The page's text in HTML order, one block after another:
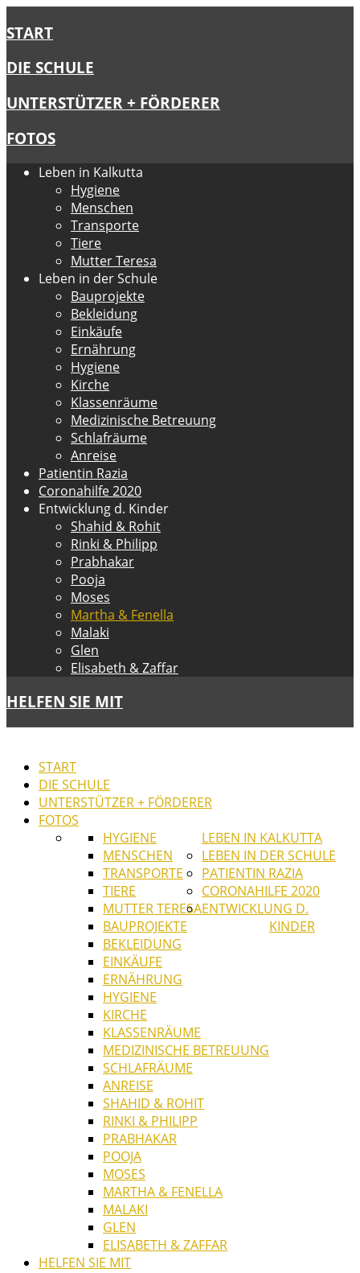
START
DIE SCHULE
UNTERSTÜTZER + FÖRDERER
FOTOS
Leben in Kalkutta
Hygiene
Menschen
Transporte
Tiere
Mutter Teresa
Leben in der Schule
Bauprojekte
Bekleidung
Einkäufe
Ernährung
Hygiene
Kirche
Klassenräume
Medizinische Betreuung
Schlafräume
Anreise
Patientin Razia
Coronahilfe 2020
Entwicklung d. Kinder
Shahid & Rohit
Rinki & Philipp
Prabhakar
Pooja
Moses
Martha & Fenella
Malaki
Glen
Elisabeth & Zaffar
HELFEN SIE MIT
START
DIE SCHULE
UNTERSTÜTZER + FÖRDERER
FOTOS
LEBEN IN KALKUTTA
HYGIENE
MENSCHEN
TRANSPORTE
TIERE
MUTTER TERESA
LEBEN IN DER SCHULE
BAUPROJEKTE
BEKLEIDUNG
EINKÄUFE
ERNÄHRUNG
HYGIENE
KIRCHE
KLASSENRÄUME
MEDIZINISCHE BETREUUNG
SCHLAFRÄUME
ANREISE
PATIENTIN RAZIA
CORONAHILFE 2020
ENTWICKLUNG D.
KINDER
SHAHID & ROHIT
RINKI & PHILIPP
PRABHAKAR
POOJA
MOSES
MARTHA & FENELLA
MALAKI
GLEN
ELISABETH & ZAFFAR
HELFEN SIE MIT